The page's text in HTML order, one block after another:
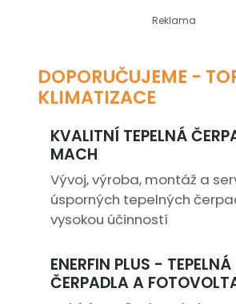
Reklama
DOPORUČUJEME -
KLIMATIZACE
KVALITNÍ TEPELNÁ
MACH
Vývoj, výroba, montáž a
úsporných tepelných
vysokou účinností
ENERFIN PLUS - TEPELNÁ
ČERPADLA A